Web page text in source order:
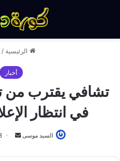
الرئيسية /
أخبار
تشافي يقترب من
في انتظار
السيد موسى
أرسل 28